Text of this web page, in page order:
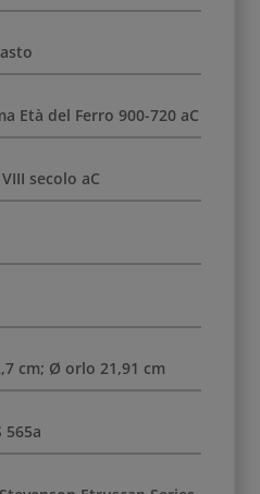
Età del Ferro 900-720 aC
secolo aC
cm; Ø orlo 21,91 cm
565a